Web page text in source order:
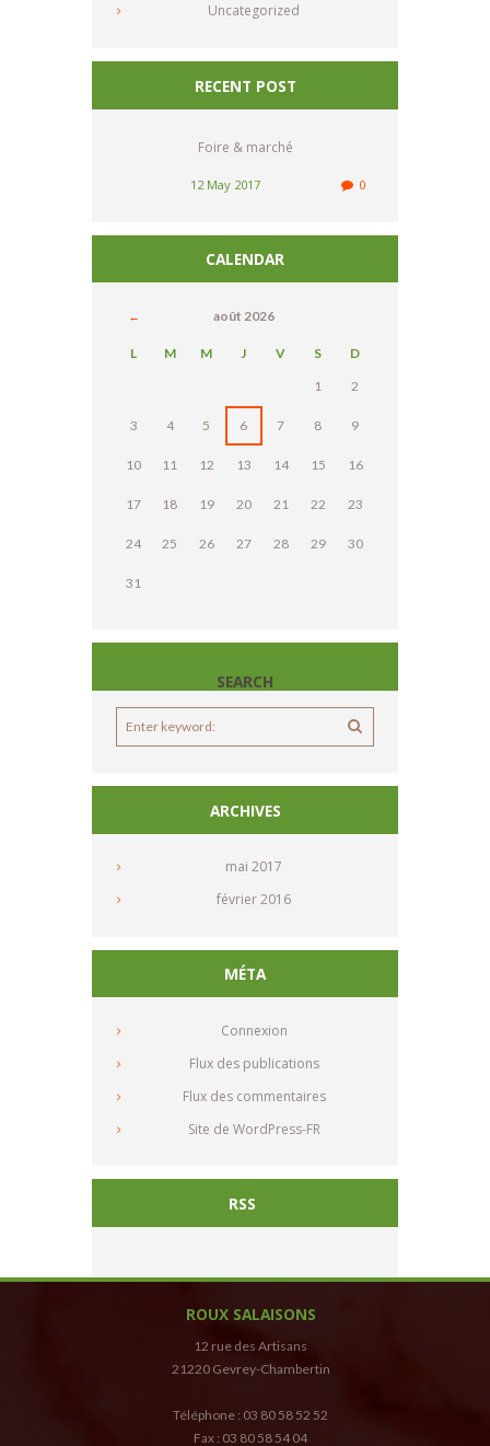
Uncategorized
RECENT POST
Foire & marché
12 May 2017 0
CALENDAR
août 2026
L M M J V S
D
1
2
3 4 5 6 7 8 9
10 11 12 13 14 15 16
17 18 19 20 21 22 23
24 25 26 27 28 29 30
31
SEARCH
ARCHIVES
mai2017
février2016
MÉTA
Connexion
Flux des publications
Flux des commentaires
Site de WordPress-FR
RSS
ROUX SALAISONS
12 rue des Artisans
21220 Gevrey-Chambertin
Téléphone : 03 80 58 52 52
Fax : 03 80 58 54 04